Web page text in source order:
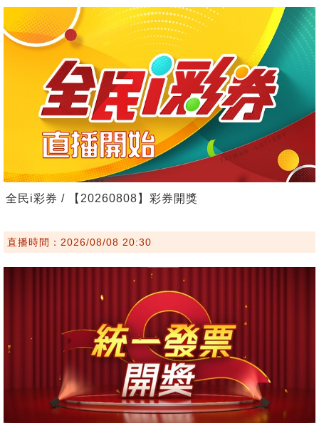
全民i彩券 / 【20260808】彩券開獎
直播時間：2026/08/08 20:30